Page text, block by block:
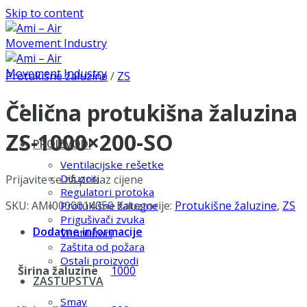
Skip to content
PROIZVODI
Ventilacijske rešetke
Difuzori
Regulatori protoka
Protukišne žaluzine
Prigušivači zvuka
Ventilatori
Zaštita od požara
Ostali proizvodi
ZASTUPSTVA
Smay
Protukišne žaluzine / ZS
Čelična protukišna žaluzina
ZS-1000×200-SO
Prijavite se za prikaz cijene
SKU: AMI0000014050 Kategorije: Protukišne žaluzine, ZS
Dodatne informacije
Širina žaluzine 1000